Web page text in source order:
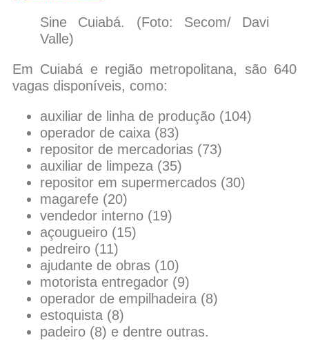
Sine Cuiabá. (Foto: Secom/ Davi
Valle)
Em Cuiabá e região metropolitana, são 640
vagas disponíveis, como:
auxiliar de linha de produção (104)
operador de caixa (83)
repositor de mercadorias (73)
auxiliar de limpeza (35)
repositor em supermercados (30)
magarefe (20)
vendedor interno (19)
açougueiro (15)
pedreiro (11)
ajudante de obras (10)
motorista entregador (9)
operador de empilhadeira (8)
estoquista (8)
padeiro (8) e dentre outras.